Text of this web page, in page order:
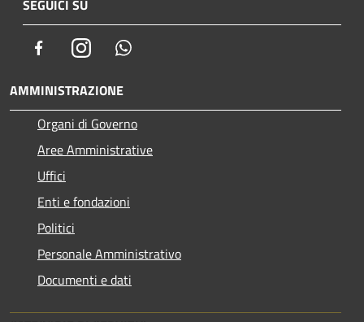
SEGUICI SU
FacebookInstagram
AMMINISTRAZIONE
Organi di Governo
Aree Amministrative
Uffici
Enti e fondazioni
Politici
Personale Amministrativo
Documenti e dati